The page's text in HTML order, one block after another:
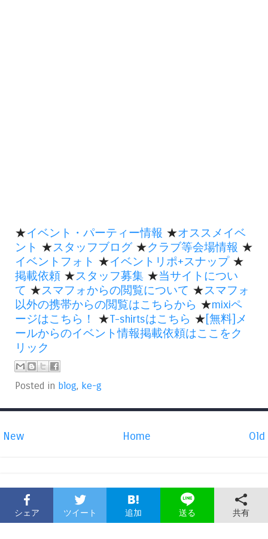
★イベント・パーティー情報 ★オススメイベ
ント ★スタッフブログ ★クラブ等会場情報 ★
イベントフォト ★イベントリポ+スナップ★
掲載依頼 ★スタッフ募集 ★当サイトについ
て ★スマフォからの閲覧について ★スマフォ
以外の携帯からの閲覧はこちらから ★mixiペ
ージはこちら！
★T-shirtsはこちら ★[無料]メ
ールからのイベント情報掲載依頼はここをク
リック
Posted in blog, ke-g
New Old
Home
シェア ツイート 追加 送る 共有